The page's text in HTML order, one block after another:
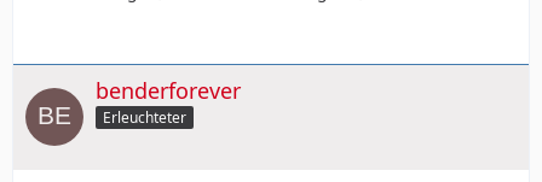
benderforever
Erleuchteter